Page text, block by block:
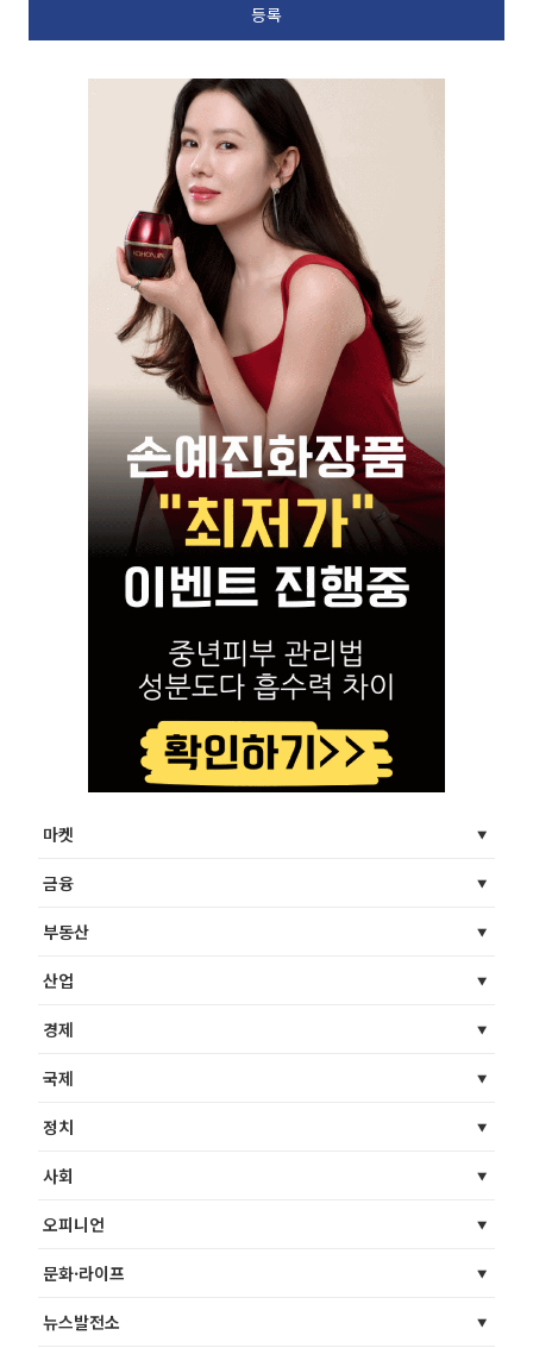
마켓
금융
부동산
산업
경제
국제
정치
사회
오피니언
문화·라이프
뉴스발전소